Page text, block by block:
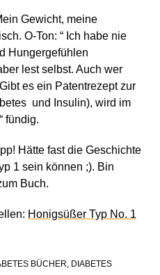
Gewicht, meine
O-Ton: “ Ich habe nie
Hungergefühlen
lest selbst. Auch wer
es ein Patentrezept zur
und Insulin), wird im
fündig.
Hätte fast die Geschichte
1 sein können ;). Bin
Buch.
Honigsüßer Typ No. 1
BÜCHER, DIABETES